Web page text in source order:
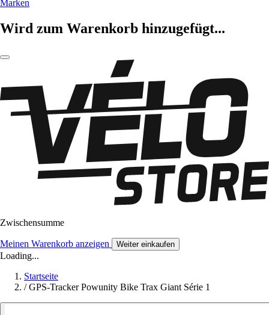
Marken
Wird zum Warenkorb hinzugefügt...
Zwischensumme
Meinen Warenkorb anzeigen Weiter einkaufen
Loading...
Startseite
/ GPS-Tracker Powunity Bike Trax Giant Série 1